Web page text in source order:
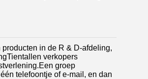
in de R & D-afdeling,
verkopers
groep
telefoontje of e-mail, en dan